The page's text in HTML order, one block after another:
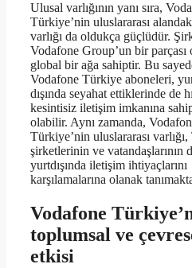
Ulusal varlığının yanı sıra,
Türkiye’nin uluslararası
varlığı da oldukça güçlüdür.
Vodafone Group’un bir parçası
global bir ağa sahiptir. Bu
Vodafone Türkiye aboneleri,
dışında seyahat ettiklerinde de
kesintisiz iletişim imkanına
olabilir. Aynı zamanda,
Türkiye’nin uluslararası
şirketlerinin ve vatandaşlarının
yurtdışında iletişim ihtiyaçlarını
karşılamalarına olanak
Vodafone
toplumsal ve
etkisi